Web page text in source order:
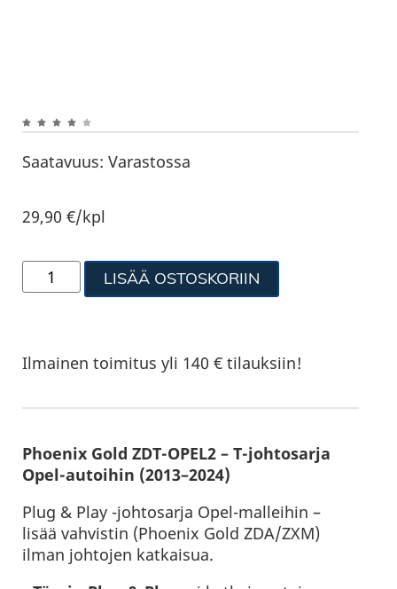
Saatavuus: Varastossa
29,90€/kpl
LISÄÄ OSTOSKORIIN
Ilmainen toimitus yli 140 € tilauksiin!
Phoenix Gold ZDT-OPEL2 – T-johtosarja
Opel-autoihin (2013–2024)
Plug & Play -johtosarja Opel-malleihin –
lisää vahvistin (Phoenix Gold ZDA/ZXM)
ilman johtojen katkaisua.